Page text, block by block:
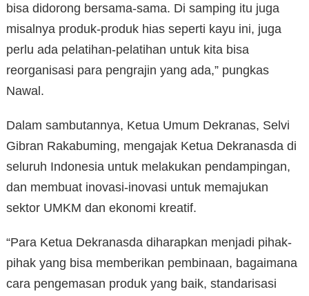
bisa didorong bersama-sama. Di samping itu juga
misalnya produk-produk hias seperti kayu ini, juga
perlu ada pelatihan-pelatihan untuk kita bisa
reorganisasi para pengrajin yang ada,” pungkas
Nawal.
Dalam sambutannya, Ketua Umum Dekranas, Selvi
Gibran Rakabuming, mengajak Ketua Dekranasda di
seluruh Indonesia untuk melakukan pendampingan,
dan membuat inovasi-inovasi untuk memajukan
sektor UMKM dan ekonomi kreatif.
“Para Ketua Dekranasda diharapkan menjadi pihak-
pihak yang bisa memberikan pembinaan, bagaimana
cara pengemasan produk yang baik, standarisasi